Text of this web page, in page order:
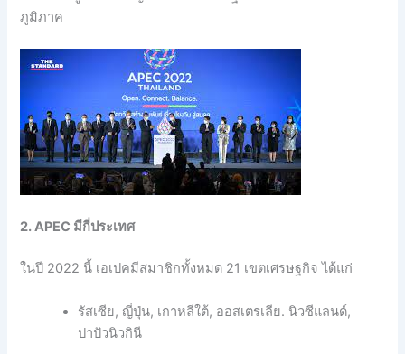
ภูมิภาค
2. APEC มีกี่ประเทศ
ในปี 2022 นี้ เอเปคมีสมาชิกทั้งหมด 21 เขตเศรษฐกิจ ได้แก่
รัสเซีย, ญี่ปุ่น, เกาหลีใต้, ออสเตรเลีย. นิวซีแลนด์,
ปาปัวนิวกินี